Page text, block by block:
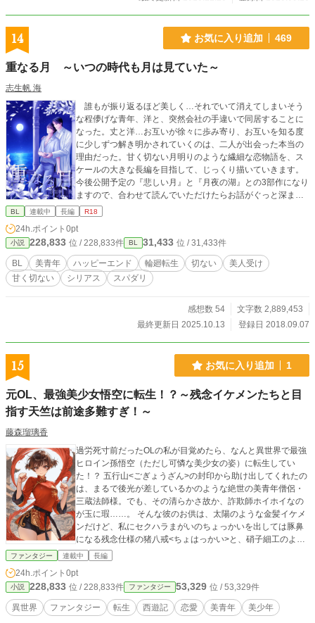
14 お気に入り追加 469
重なる月 ～いつの時代も月は見ていた～
志生帆 海
誰もが振り返るほど美しく…それでいて消えてしまいそう
な程儚げな青年、洋と、突然会社の手違いで同居することに
なった。丈と洋…お互いが徐々に歩み寄り、お互いを知る度
に少しずつ解き明かされていくのは、二人が出会った本当の
理由だった。甘く切ない月明りのような繊細な恋物語を、ス
ケールの大きな長編を目指して、じっくり描いていきます。
今後公開予定の『悲しい月』と『月夜の湖』との3部作になり
ますので、合わせて読んでいただけたらお話がぐっと深まり
ます。 ◆但し輪廻転生＆トリップ・R18・無理矢理を含みま
辱の描写はありますが、すべての出来事に未来へ繋がる意味
があり、主人公が、どん底から浮上していくお話を真剣に書
いています。どうかご理解くださいませ。 美しい表紙絵
を、ほしふるほたるさん@HoshifuruHotaru に依頼して描い
ていただきました。丈と洋の世界を創り上げて下さり、あり
BL 連載中 長編 R18
24h.ポイント 0pt
小説 228,833 位 / 228,833件 BL 31,433 位 / 31,433件
BL 美青年 ハッピーエンド 輪廻転生 切ない
美人受け
甘く切ない
シリアス スパダリ
感想数 54
文字数 2,889,453
最終更新日 2025.10.13
登録日 2018.09.07
15 お気に入り追加 1
元OL、最強美少女悟空に転生！？～残念イケメンたちと目
指す天竺は前途多難すぎ！～
藤森瑠璃香
過労死寸前だったOLの私が目覚めたら、なんと異世界で最強
ヒロイン孫悟空（ただし可憐な美少女の姿）に転生してい
た！？ 五行山<ごぎょうざん>の封印から助け出してくれたの
は、まるで後光が差しているかのような絶世の美青年僧侶・
三蔵法師様。でも、その清らかさ故か、詐欺師ホイホイなの
が玉に瑕……。 そんな彼のお供は、太陽のような金髪イケメ
ンだけど、私にセクハラまがいのちょっかいを出しては豚鼻
になる残念仕様の猪八戒<ちょはっかい>と、硝子細工のよう
に繊細な美少年なのに、口を開けば毒舌ばかり、でも私には
る（というか問題しかない？）イケメンたちとの天竺<てんじ
く>への旅は、トラブルの連続！強力な武器・如意棒<にょい
ぼう>を片手に、元OLのツッコミと雑草魂で、悟空は仲間た
ちを守り抜けるのか！？ ハラハラドキドキの冒険と、仲間た
ファンタジー 連載中 長編
24h.ポイント 0pt
小説 228,833 位 / 228,833件 ファンタジー 53,329 位 / 53,329件
異世界 ファンタジー 転生 西遊記 恋愛 美青年 美少年